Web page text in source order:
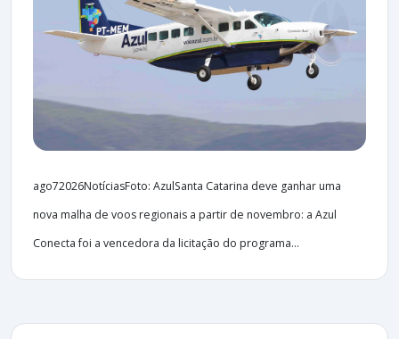
ago72026NotíciasFoto: AzulSanta Catarina deve ganhar uma
nova malha de voos regionais a partir de novembro: a Azul
Conecta foi a vencedora da licitação do programa...